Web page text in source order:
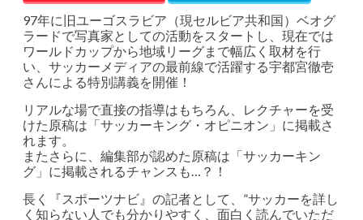
97年に旧ユーゴスラビア（現セルビア共和国）ベオグ
ラードで写真家としての活動をスタートし、現在では
ワールドカップから地域リーグまで幅広く取材を行
い、サッカーメディアの最前線で活躍する宇都宮徹壱
さんによる特別講義を開催！
リアルな場で直接の指導はもちろん、レクチャーを受
けた原稿は「サッカーキング・オピニオン」に掲載さ
れます。
またさらに、編集部が認めた原稿は「サッカーキン
グ」に掲載されるチャンスも…？！
長く『スポーツナビ』の記者として、”サッカーを詳し
く知らない人でも分かりやすく、面白く読んでいただ